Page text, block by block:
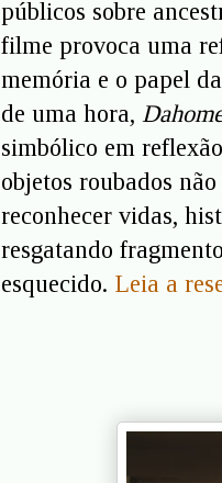
públicos sobre
filme provoca uma
memória e o papel
de uma hora,
simbólico em
objetos roubados
reconhecer vidas,
resgatando
esquecido. Leia a